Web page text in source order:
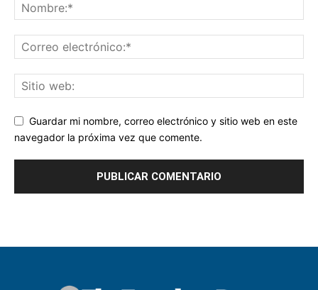
Guardar mi nombre, correo electrónico y sitio web en este
navegador la próxima vez que comente.